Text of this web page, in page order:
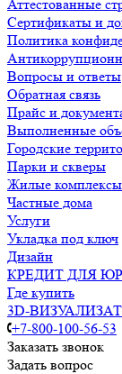
Аттестованные
Сертификаты и
Политика
Вопросы и ответы
Обратная связь
Прайс и
Выполненные
Городские
Парки и скверы
Жилые комплексы
Частные дома
Услуги
Укладка под ключ
Дизайн
КРЕДИТ ДЛЯ
Где купить
3D-
+7-800-100-56-53
Заказать звонок
Задать вопрос